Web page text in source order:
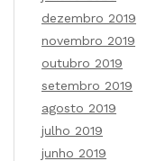
dezembro 2019
novembro 2019
outubro 2019
setembro 2019
agosto 2019
julho 2019
junho 2019